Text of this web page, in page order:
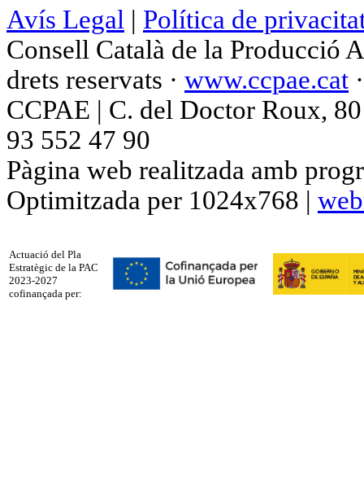
Avís Legal | Política de
Consell Català de la Producció
drets reservats · www.ccpae.cat
CCPAE | C. del Doctor Roux,
93 552 47 90
Pàgina web realitzada amb
Optimitzada per 1024x768 |
Actuació del Pla
Estratègic de la PAC
2023-2027
cofinançada per: